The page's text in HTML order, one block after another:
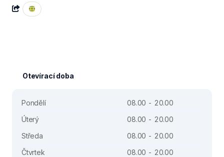
Otevírací doba
Pondělí
08.00 - 20.00
Úterý
08.00 - 20.00
Středa
08.00 - 20.00
Čtvrtek
08.00 - 20.00